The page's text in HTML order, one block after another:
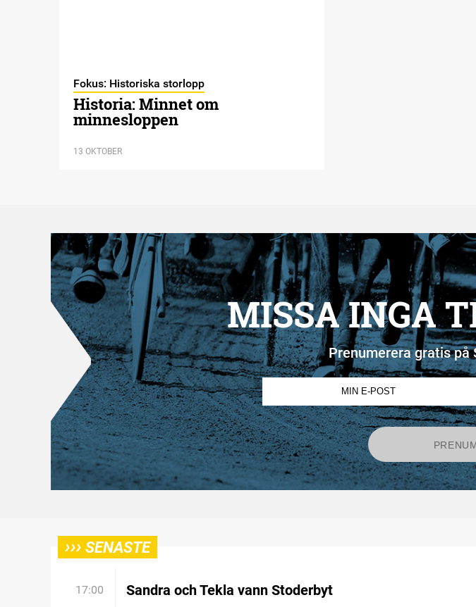
Fokus: Historiska storlopp
Historia: Minnet om
minnesloppen
13 OKTOBER
MISSA INGA
Prenumerera gratis på
››› SENASTE
17:00 Sandra och Tekla vann Stoderbyt